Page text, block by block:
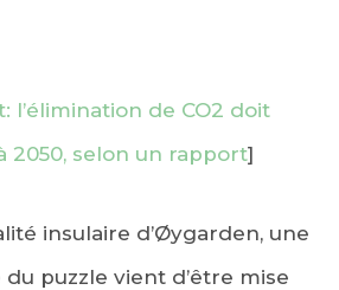
l’élimination de CO2 doit
2050, selon un rapport]
insulaire d’Øygarden, une
puzzle vient d’être mise